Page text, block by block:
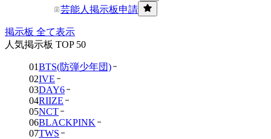
芸能人掲示板申請
掲示板 全て表示
人気掲示板 TOP 50
01BTS(防弾少年団)
02IVE
03DAY6
04RIIZE
05NCT
06BLACKPINK
07TWS